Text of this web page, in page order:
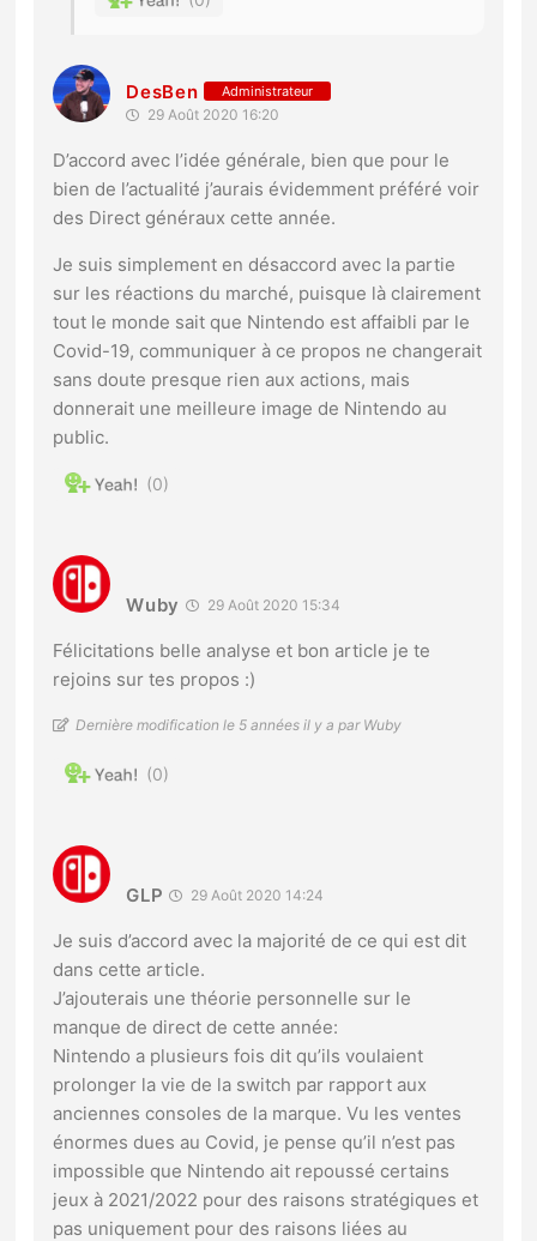
DesBen Administrateur
29 Août 2020 16:20
D’accord avec l’idée générale, bien que pour le
bien de l’actualité j’aurais évidemment préféré voir
des Direct généraux cette année.
Je suis simplement en désaccord avec la partie
sur les réactions du marché, puisque là clairement
tout le monde sait que Nintendo est affaibli par le
Covid-19, communiquer à ce propos ne changerait
sans doute presque rien aux actions, mais
donnerait une meilleure image de Nintendo au
public.
0
Wuby 29 Août 2020 15:34
Félicitations belle analyse et bon article je te
rejoins sur tes propos :)
Dernière modification le 5 années il y a par Wuby
0
GLP 29 Août 2020 14:24
Je suis d’accord avec la majorité de ce qui est dit
dans cette article.
J’ajouterais une théorie personnelle sur le
manque de direct de cette année:
Nintendo a plusieurs fois dit qu’ils voulaient
prolonger la vie de la switch par rapport aux
anciennes consoles de la marque. Vu les ventes
énormes dues au Covid, je pense qu’il n’est pas
impossible que Nintendo ait repoussé certains
jeux à 2021/2022 pour des raisons stratégiques et
pas uniquement pour des raisons liées au